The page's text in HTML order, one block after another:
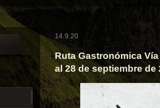
14.9.20
Ruta Gastronómica
al 28 de septiembre de